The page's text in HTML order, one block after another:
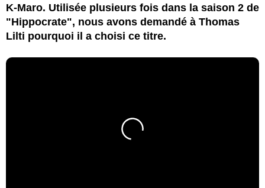
K-Maro. Utilisée plusieurs fois dans la saison 2 de
"Hippocrate", nous avons demandé à Thomas
Lilti pourquoi il a choisi ce titre.